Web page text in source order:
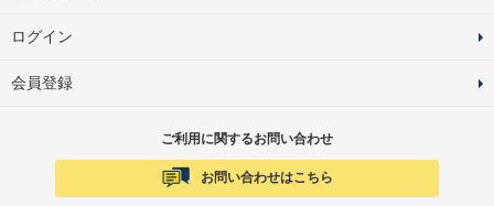
ログイン
会員登録
ご利用に関するお問い合わせ
お問い合わせはこちら